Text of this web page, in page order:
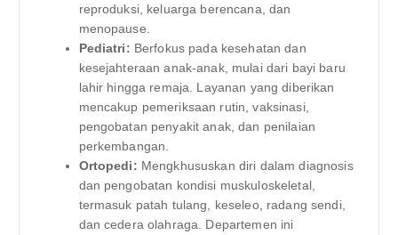
reproduksi, keluarga berencana, dan
menopause.
Pediatri: Berfokus pada kesehatan dan
kesejahteraan anak-anak, mulai dari bayi baru
lahir hingga remaja. Layanan yang diberikan
mencakup pemeriksaan rutin, vaksinasi,
pengobatan penyakit anak, dan penilaian
perkembangan.
Ortopedi: Mengkhususkan diri dalam diagnosis
dan pengobatan kondisi muskuloskeletal,
termasuk patah tulang, keseleo, radang sendi,
dan cedera olahraga. Departemen ini